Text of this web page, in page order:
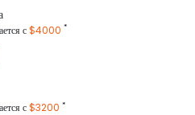
с$4000 *
с$3200 *